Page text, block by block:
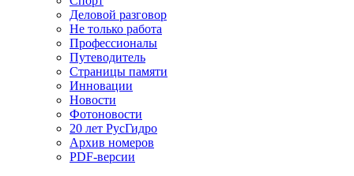
Деловой разговор
Не только работа
Профессионалы
Путеводитель
Страницы памяти
Инновации
Новости
Фотоновости
20 лет РусГидро
Архив номеров
PDF-версии